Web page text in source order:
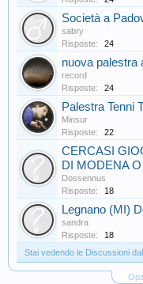
Società a
sabry
Risposte:
24
nuova palestra
record
Risposte:
24
Palestra Tenni
Minsur
Risposte:
22
CERCASI
DI MODENA
Dossennus
Risposte:
18
Legnano (MI)
sandra
Risposte:
18
Stai vedendo le Discussioni